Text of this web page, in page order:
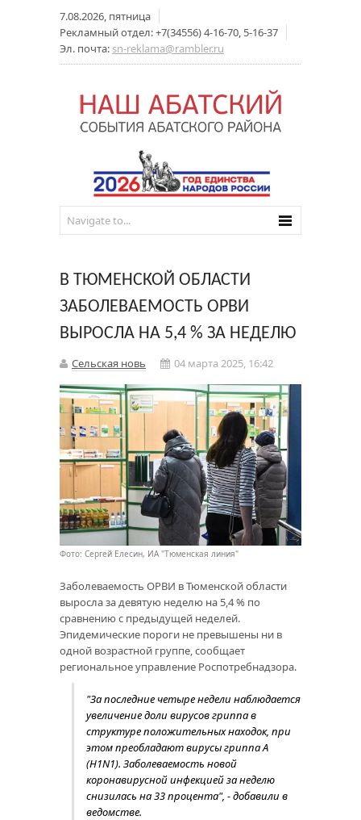
7.08.2026, пятница
Рекламный отдел: +7(34556) 4-16-70, 5-16-37
Эл. почта: sn-reklama@rambler.ru
В ТЮМЕНСКОЙ ОБЛАСТИ
ЗАБОЛЕВАЕМОСТЬ ОРВИ
ВЫРОСЛА НА 5,4 % ЗА НЕДЕЛЮ
Сельская новь 04 марта 2025, 16:42
Фото: Сергей Елесин, ИА "Тюменская линия"
Заболеваемость ОРВИ в Тюменской области
выросла за девятую неделю на 5,4 % по
сравнению с предыдущей неделей.
Эпидемические пороги не превышены ни в
одной возрастной группе, сообщает
региональное управление Роспотребнадзора.
"За последние четыре недели наблюдается
увеличение доли вирусов гриппа в
структуре положительных находок, при
этом преобладают вирусы гриппа А
(H1N1). Заболеваемость новой
коронавирусной инфекцией за неделю
снизилась на 33 процента", - добавили в
ведомстве.